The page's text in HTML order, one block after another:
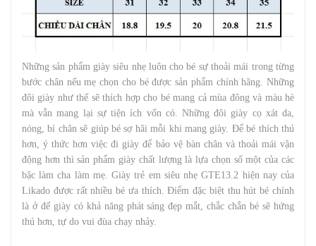
Những sản phẩm giày siêu nhẹ luôn cho bé sự thoải mái trong từng
bước chân nếu mẹ chọn cho bé được sản phẩm chính hãng. Những
đôi giày như thế sẽ thích hợp cho bé mang cả mùa đông và màu hè
mà vẫn mang lại sự tiện ích vốn có. Những đôi giày cọ xát da,
nóng, bí chân sẽ giúp bé sợ hãi mỗi khi mang giày. Để bé thích thú
hơn, ý thức hơn việc đi giày để bảo vệ bàn chân và thoải mái vận
động hơn thì sản phẩm giày chất lượng là lựa chọn số một của các
bậc làm cha làm mẹ. Giày trẻ em siêu nhẹ GTE13.2 hiện nay của
Likado được rất nhiều bé ưa thích. Điểm đặc biệt thu hút bé chính
là ở đế giày có khả năng phát sáng đẹp mắt, chắc chắn bé sẽ hứng
thú hơn, tự do vui đùa chạy nhảy.